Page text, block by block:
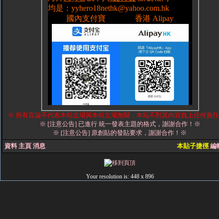
※ 所有言論不代表本站立場與本站立場無關，本站不對其內容負上任何責
※ [注意公告] 已進行 統一發表主題的格式，謝謝合作！※
※ [注意公告] 原創貼的發貼要求，謝謝合作！※
資料 主頁 消息 本貼子捷徑 編
Your resolution is: 448 x 896